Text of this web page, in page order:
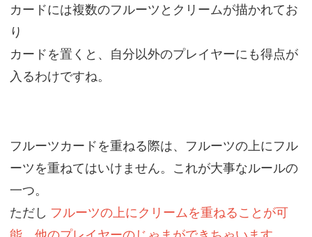
カードには複数のフルーツとクリームが描かれてお
り
カードを置くと、自分以外のプレイヤーにも得点が
入るわけですね。
フルーツカードを重ねる際は、フルーツの上にフル
ーツを重ねてはいけません。これが大事なルールの
一つ。
ただし フルーツの上にクリームを重ねることが可